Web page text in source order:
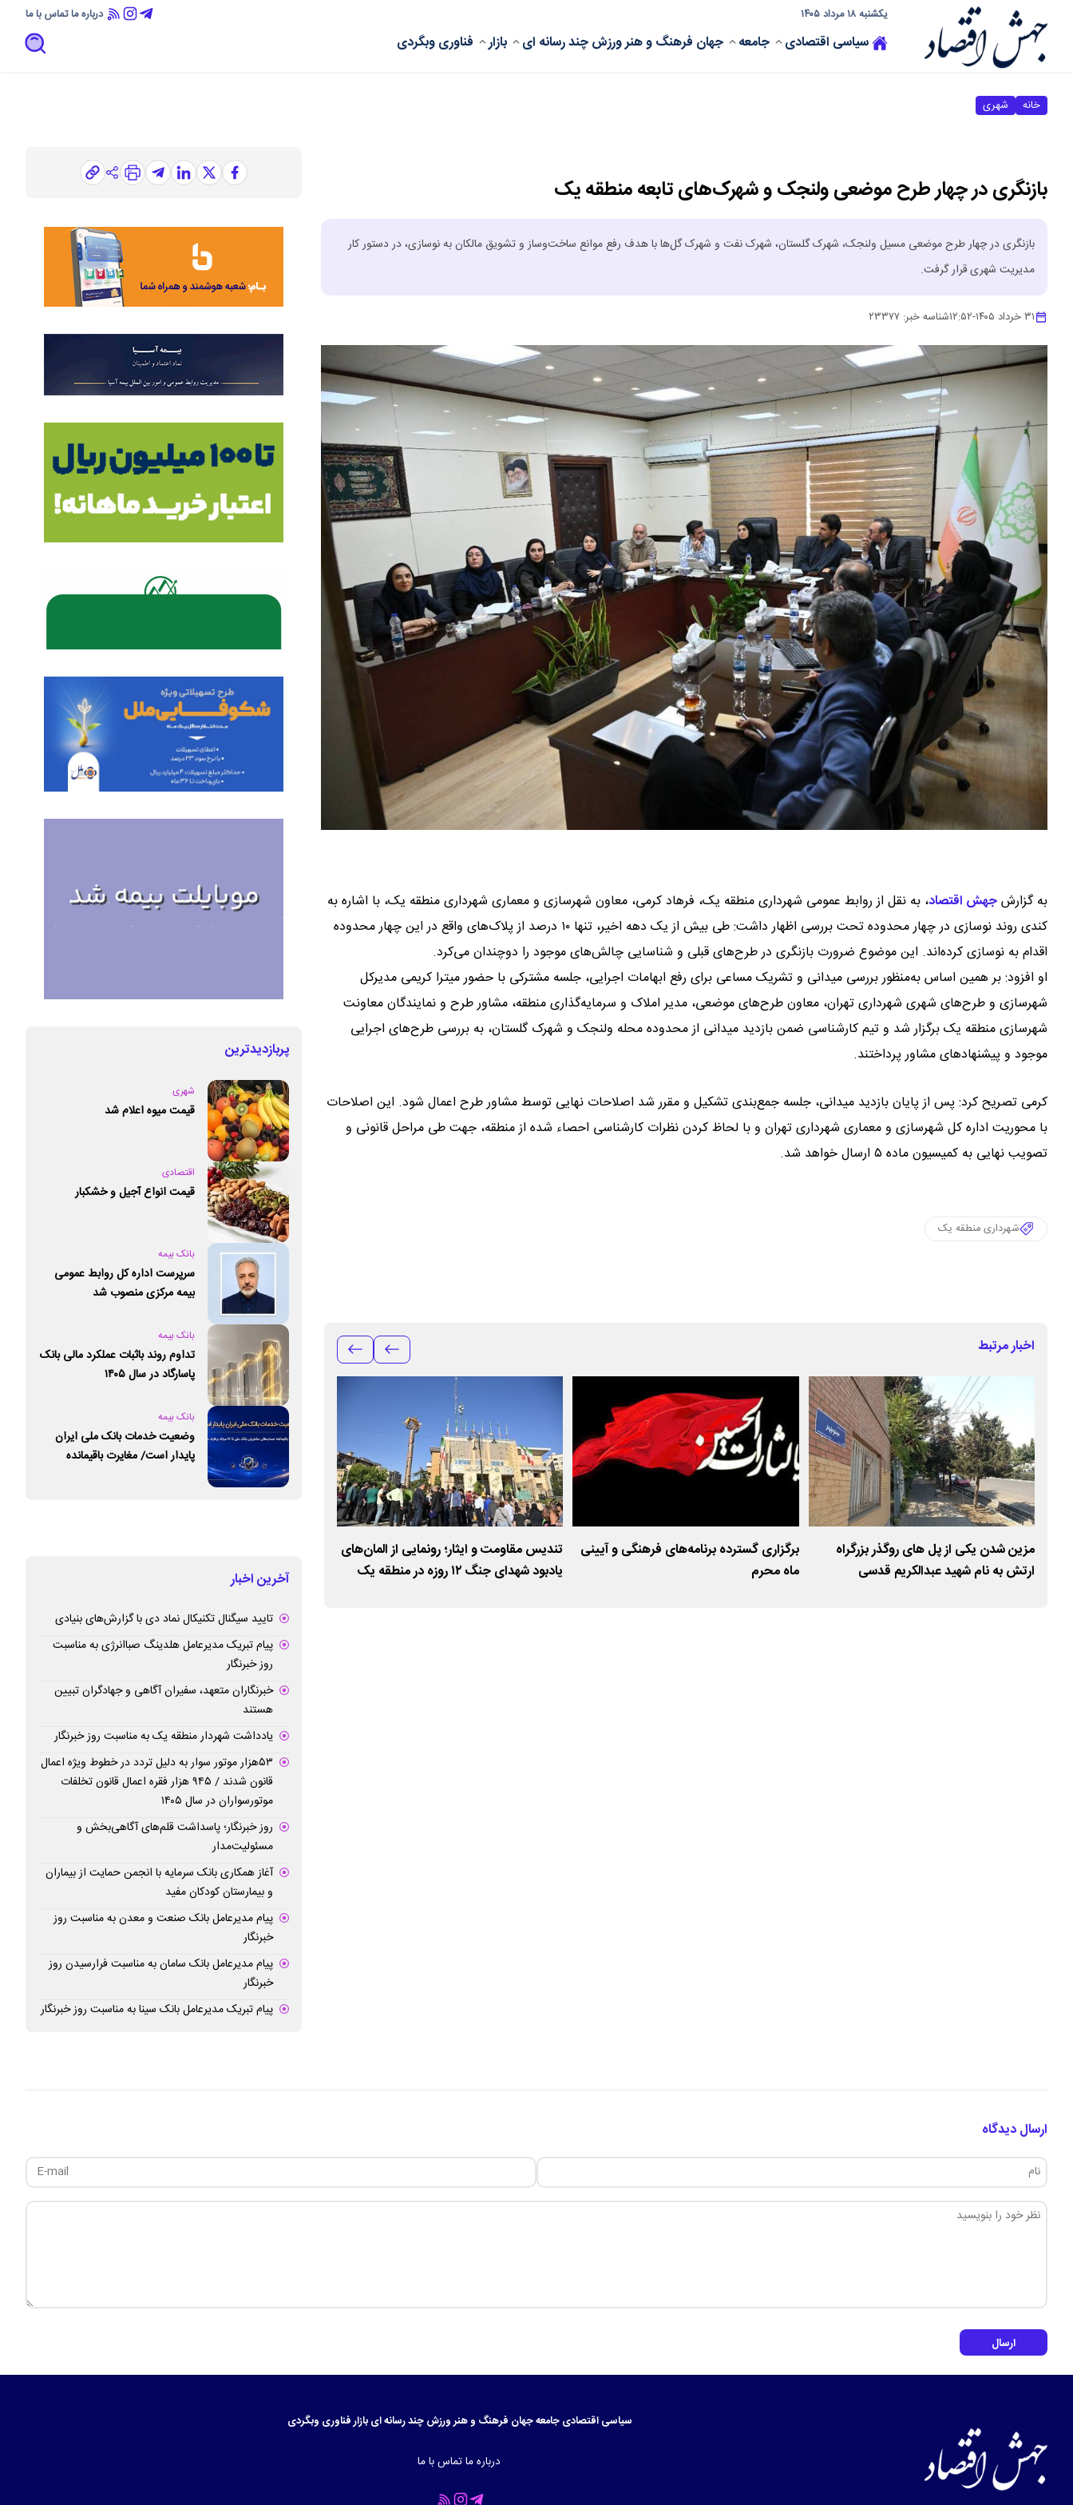
یکشنبه ۱۸ مرداد ۱۴۰۵ درباره ماتماس با ما
سیاسی اقتصادی جامعه جهان فرهنگ و هنرورزشچند رسانه ای بازار فناوریوبگردی
خانه شهری
بازنگری در چهار طرح موضعی ولنجک و شهرک‌های تابعه منطقه یک
بازنگری در چهار طرح موضعی مسیل ولنجک، شهرک گلستان، شهرک نفت و شهرک گل‌ها با هدف رفع موانع ساخت‌وساز و تشویق مالکان به نوسازی، در دستور کار
مدیریت شهری قرار گرفت.
۳۱ خرداد ۱۴۰۵ -۱۲:۵۲شناسه خبر: ۲۳۳۷۷
به گزارشجهش اقتصاد، به نقل از روابط عمومی شهرداری منطقه یک، فرهاد کرمی، معاون شهرسازی و معماری شهرداری منطقه یک، با اشاره به
کندی روند نوسازی در چهار محدوده‌ تحت بررسی اظهار داشت: طی بیش از یک دهه اخیر، تنها ۱۰ درصد از پلاک‌های واقع در این چهار محدوده
اقدام به نوسازی کرده‌اند. این موضوع ضرورت بازنگری در طرح‌های قبلی و شناسایی چالش‌های موجود را دوچندان می‌کرد.
او افزود: بر همین اساس به‌منظور بررسی میدانی و تشریک مساعی برای رفع ابهامات اجرایی، جلسه مشترکی با حضور میترا کریمی مدیرکل
شهرسازی و طرح‌های شهری شهرداری تهران، معاون طرح‌های موضعی، مدیر املاک و سرمایه‌گذاری منطقه، مشاور طرح و نمایندگان معاونت
شهرسازی منطقه یک برگزار شد و تیم کارشناسی ضمن بازدید میدانی از محدوده محله ولنجک و شهرک گلستان، به بررسی طرح‌های اجرایی
موجود و پیشنهادهای مشاور پرداختند.
کرمی تصریح کرد: پس از پایان بازدید میدانی، جلسه جمع‌بندی تشکیل و مقرر شد اصلاحات نهایی توسط مشاور طرح اعمال شود. این اصلاحات
با محوریت اداره کل شهرسازی و معماری شهرداری تهران و با لحاظ کردن نظرات کارشناسی احصاء شده از منطقه، جهت طی مراحل قانونی و
تصویب نهایی به کمیسیون ماده ۵ ارسال خواهد شد.
شهرداری منطقه یک
اخبار مرتبط
مزین شدن یکی از پل های روگذر بزرگراه
ارتش به نام شهید عبدالکریم قدسی
برگزاری گسترده برنامه‌های فرهنگی و آیینی
ماه محرم
تندیس مقاومت و ایثار؛ رونمایی از المان‌های
یادبود شهدای جنگ ۱۲ روزه در منطقه یک
پیشرفت ۸۵ درصدی مجموعه ورزشی قیطریه
پربازدیدترین
شهری
قیمت میوه اعلام شد
اقتصادی
قیمت انواع آجیل و خشکبار
بانک بیمه
سرپرست اداره کل روابط عمومی
بیمه مرکزی منصوب شد
بانک بیمه
تداوم روند باثبات عملکرد مالی بانک
پاسارگاد در سال ۱۴۰۵
بانک بیمه
وضعیت خدمات بانک ملی ایران
پایدار است/ مغایرت‌ باقیمانده
آخرین اخبار
تایید سیگنال تکنیکال نماد دی با گزارش‌های بنیادی
پیام تبریک مدیرعامل هلدینگ صباانرژی به مناسبت
روز خبرنگار
خبرنگاران متعهد، سفیران آگاهی و جهادگران تبیین
هستند
یادداشت شهردار منطقه یک به مناسبت روز خبرنگار
۵۳هزار موتور سوار به دلیل تردد در خطوط ویژه اعمال
قانون شدند / ۹۴۵ هزار فقره اعمال قانون تخلفات
موتورسواران در سال ۱۴۰۵
روز خبرنگار؛ پاسداشت قلم‌های آگاهی‌بخش و
مسئولیت‌مدار
آغاز همکاری بانک سرمایه با انجمن حمایت از بیماران
و بیمارستان کودکان مفید
پیام مدیرعامل بانک صنعت و معدن به مناسبت روز
خبرنگار
پیام مدیرعامل بانک سامان به مناسبت فرارسیدن روز
خبرنگار
پیام تبریک مدیرعامل بانک سینا به مناسبت روز خبرنگار
ارسال دیدگاه
ارسال
سیاسیاقتصادیجامعهجهان فرهنگ و هنرورزشچند رسانه ایبازارفناوری وبگردی
درباره ماتماس با ما